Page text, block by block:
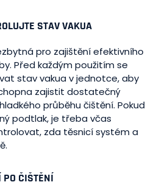
STAV VAKUA
pro zajištění efektivního
Před každým použitím se
stav vakua v jednotce, aby
zajistit dostatečný
průběhu čištění. Pokud
podtlak, je třeba včas
zda těsnicí systém a
ČIŠTĚNÍ